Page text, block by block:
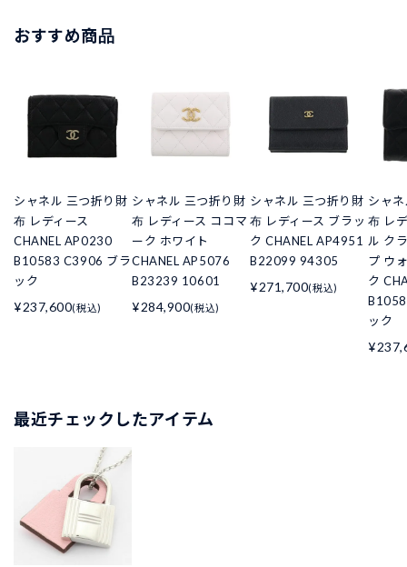
おすすめ商品
シャネル 三つ折り財
布 レディース
CHANEL AP0230
B10583 C3906 ブラ
ック
¥237,600(税込)
シャネル 三つ折り財
布 レディース ココマ
ーク ホワイト
CHANEL AP5076
B23239 10601
¥284,900(税込)
シャネル 三つ折り財
布 レディース ブラッ
ク CHANEL AP4951
B22099 94305
¥271,700(税込)
シャ
布 レ
ル ク
プ ウ
ク
ック
最近チェックしたアイテム